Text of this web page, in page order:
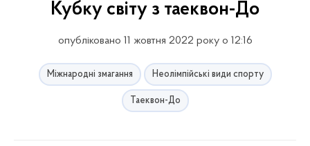
Кубку світу з таеквон-До
опубліковано 11 жовтня 2022 року о 12:16
Міжнародні змагання Неолімпійські види спорту
Таеквон-До